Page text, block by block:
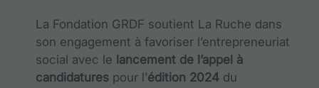
La Fondation GRDF soutient La Ruche dans
son engagement à favoriser l’entrepreneuriat
social avec le lancement de l’appel à
candidatures pour l’édition 2024 du